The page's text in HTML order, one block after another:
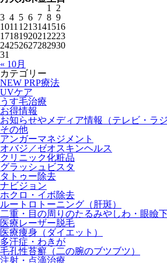
1
2
3 4 5 6 7 8 9
1011 1213141516
1718192021 2223
24252627282930
31
« 10月
カテゴリー
NEW PRP療法
UVケア
うす毛治療
お得情報
お知らせやメディア情報（テレビ・ラ
その他
アンガーマネジメント
オバジ／ゼオスキンヘルス
クリニック化粧品
グラッシュビスタ
タトゥー除去
ナビジョン
ホクロ・イボ除去
ルートロトーニング（肝斑）
二重・目の周りのたるみやしわ・眼瞼
医療レーザー脱毛
医療痩身（ダイエット）
多汗症・わきが
毛孔性苔癬（二の腕のブツブツ）
注射・点滴治療